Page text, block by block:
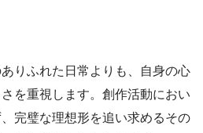
りふれた日常よりも、自身の心
を重視します。創作活動におい
完璧な理想形を追い求めるその